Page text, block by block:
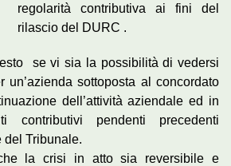
regolarità contributiva ai fini del
rilascio del DURC .
se vi sia la possibilità di vedersi
un’azienda sottoposta al concordato
dell’attività aziendale ed in
contributivi pendenti precedenti
del Tribunale.
la crisi in atto sia reversibile e